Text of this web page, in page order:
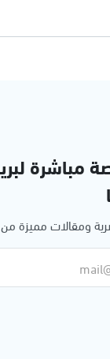
مباشرة
ومقالات مميزة